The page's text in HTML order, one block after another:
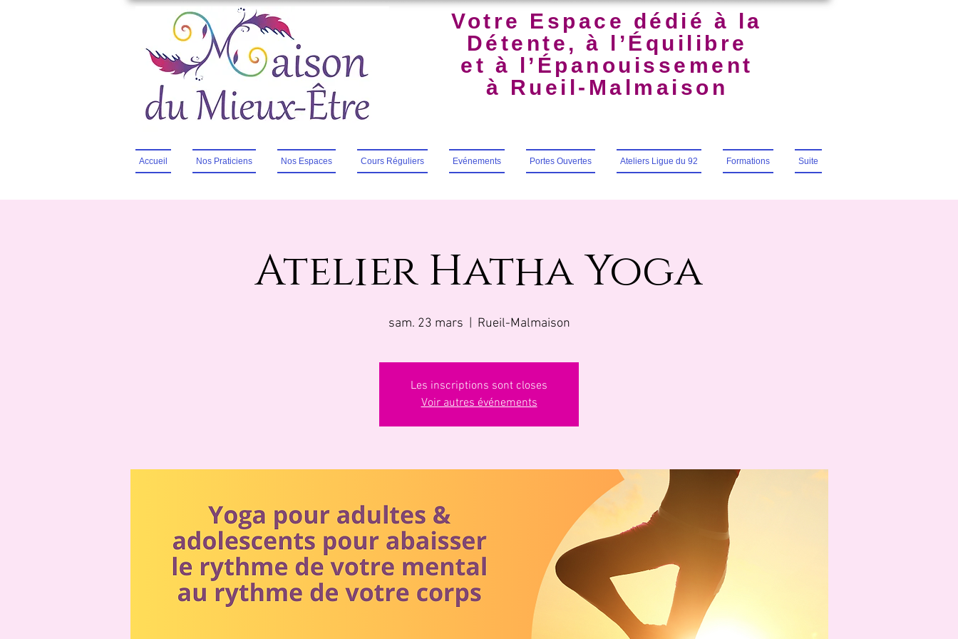
Votre Espace dédié à la
Détente, à l’Équilibre
et à l’Épanouissement
à Rueil-Malmaison
Accueil Nos Praticiens Nos Espaces Cours Réguliers Evénements Portes Ouvertes Ateliers Ligue du 92 Formations Suite
Atelier Hatha Yoga
sam. 23 mars Rueil-Malmaison
Les inscriptions sont closes
Voir autres événements